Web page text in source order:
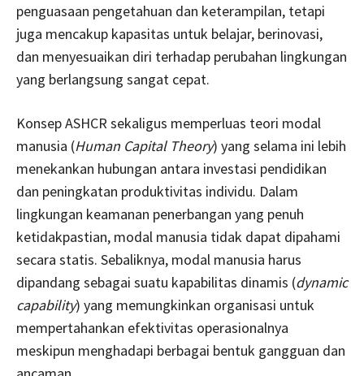
penguasaan pengetahuan dan keterampilan, tetapi
juga mencakup kapasitas untuk belajar, berinovasi,
dan menyesuaikan diri terhadap perubahan lingkungan
yang berlangsung sangat cepat.
Konsep ASHCR sekaligus memperluas teori modal
manusia (Human Capital Theory) yang selama ini lebih
menekankan hubungan antara investasi pendidikan
dan peningkatan produktivitas individu. Dalam
lingkungan keamanan penerbangan yang penuh
ketidakpastian, modal manusia tidak dapat dipahami
secara statis. Sebaliknya, modal manusia harus
dipandang sebagai suatu kapabilitas dinamis (dynamic
capability) yang memungkinkan organisasi untuk
mempertahankan efektivitas operasionalnya
meskipun menghadapi berbagai bentuk gangguan dan